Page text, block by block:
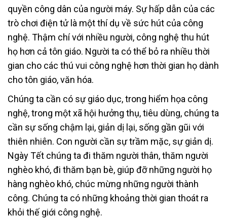
quyền công dân của người máy. Sự hấp dẫn của các
trò chơi điện tử là một thí dụ về sức hút của công
nghệ. Thậm chí với nhiều người, công nghệ thu hút
họ hơn cả tôn giáo. Người ta có thể bỏ ra nhiều thời
gian cho các thú vui công nghệ hơn thời gian họ dành
cho tôn giáo, văn hóa.
Chúng ta cần có sự giáo dục, trong hiểm họa công
nghệ, trong một xã hội hưởng thụ, tiêu dùng, chúng ta
cần sự sống chậm lại, giản dị lại, sống gần gũi với
thiên nhiên. Con người cần sự trầm mặc, sự giản dị.
Ngày Tết chúng ta đi thăm người thân, thăm người
nghèo khó, đi thăm bạn bè, giúp đỡ những người họ
hàng nghèo khó, chúc mừng những người thành
công. Chúng ta có những khoảng thời gian thoát ra
khỏi thế giới công nghệ.